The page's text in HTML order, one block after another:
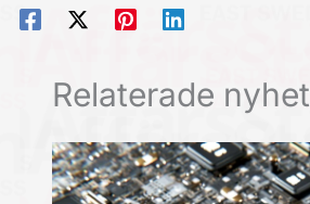
Relaterade